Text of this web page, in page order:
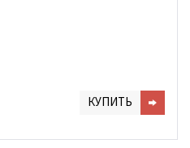
КУПИТЬ